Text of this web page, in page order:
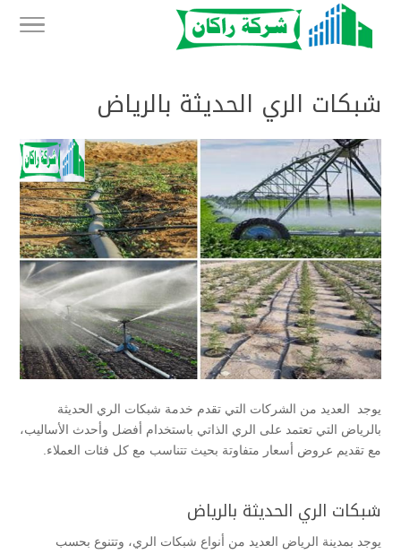
شبكات الري الحديثة بالرياض
يوجد العديد من الشركات التي تقدم خدمة شبكات الري الحديثة
بالرياض التي تعتمد على الري الذاتي باستخدام أفضل وأحدث الأساليب،
مع تقديم عروض أسعار متفاوتة بحيث تتناسب مع كل فئات العملاء.
شبكات الري الحديثة بالرياض
يوجد بمدينة الرياض العديد من أنواع شبكات الري، وتتنوع بحسب